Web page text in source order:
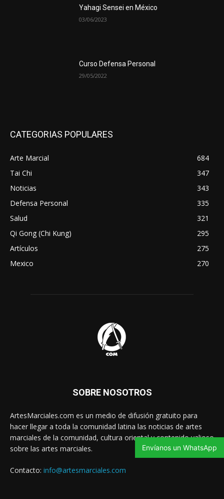
Yahagi Sensei en México
03/06/2023
Curso Defensa Personal
29/05/2022
CATEGORIAS POPULARES
Arte Marcial
684
Tai Chi
347
Noticias
343
Defensa Personal
335
Salud
321
Qi Gong (Chi Kung)
295
Artículos
275
Mexico
270
SOBRE NOSOTROS
ArtesMarciales.com es un medio de difusión gratuito para
hacer llegar a toda la comunidad latina las noticias de artes
marciales de la comunidad, cultura oriental y contenido valioso
sobre las artes marciales.
Contacto: info@artesmarciales.com
Envíanos un WhatsApp